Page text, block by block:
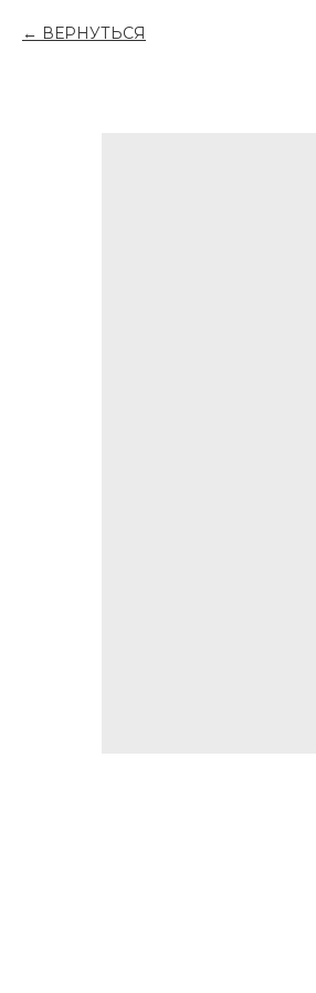
ВЕРНУТЬСЯ